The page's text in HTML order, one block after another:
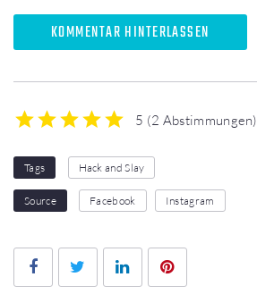
KOMMENTAR HINTERLASSEN
5 (2 Abstimmungen)
Tags Hack and Slay
Source Facebook Instagram
FacebookTwitter LinkedIn